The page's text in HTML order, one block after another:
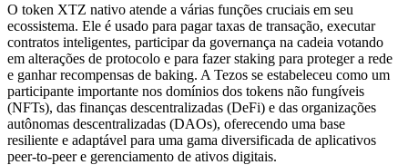
O token XTZ nativo atende a várias funções cruciais em seu
ecossistema. Ele é usado para pagar taxas de transação, executar
contratos inteligentes, participar da governança na cadeia votando
em alterações de protocolo e para fazer staking para proteger a rede
e ganhar recompensas de baking. A Tezos se estabeleceu como um
participante importante nos domínios dos tokens não fungíveis
(NFTs), das finanças descentralizadas (DeFi) e das organizações
autônomas descentralizadas (DAOs), oferecendo uma base
resiliente e adaptável para uma gama diversificada de aplicativos
peer-to-peer e gerenciamento de ativos digitais.